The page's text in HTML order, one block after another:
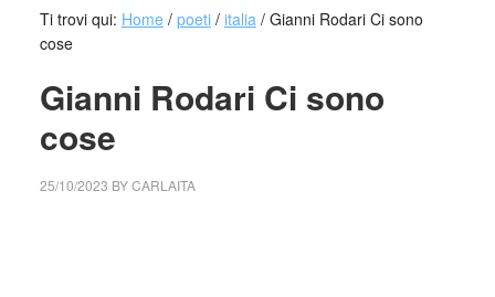
Ti trovi qui: Home / poeti / italia /Gianni Rodari Ci sono
cose
Gianni Rodari Ci sono
cose
25/10/2023 BYCARLAITA